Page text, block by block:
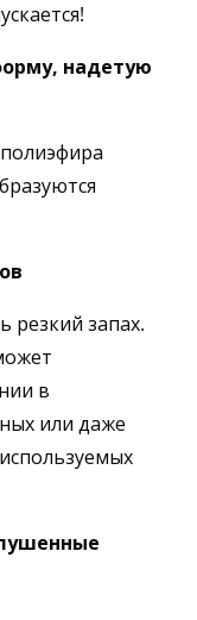
надетую
резкий запах.
в
или даже